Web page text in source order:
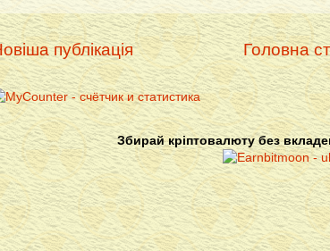
публікація Головна
Збирай кріптовалюту без